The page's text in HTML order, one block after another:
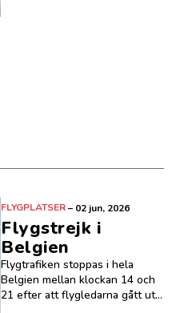
FLYGPLATSER– 02 jun, 2026
Flygstrejk i
Belgien
Flygtrafiken stoppas i hela
Belgien mellan klockan 14 och
21 efter att flygledarna gått ut...